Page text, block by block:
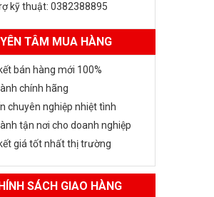
kỹ thuật: 0382388895
YÊN TÂM MUA HÀNG
bán hàng mới 100%
chính hãng
chuyên nghiệp nhiệt tình
tận nơi cho doanh nghiệp
giá tốt nhất thị trường
SÁCH GIAO HÀNG